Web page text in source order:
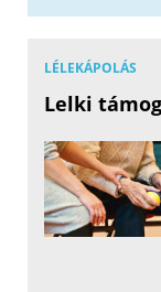
LÉLEKÁPOLÁS
Lelki